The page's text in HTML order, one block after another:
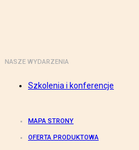
NASZE WYDARZENIA
Szkolenia i konferencje
MAPA STRONY
OFERTA PRODUKTOWA